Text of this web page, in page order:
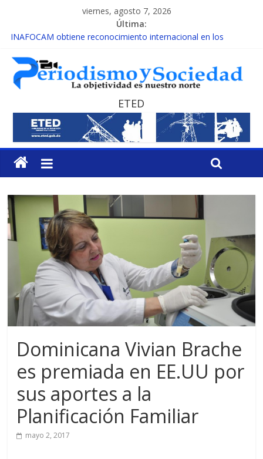
viernes, agosto 7, 2026
Última:
INAFOCAM obtiene reconocimiento internacional en los
15 de febrero de cada año es Día Nacional de la lucha contra el
cáncer infantil
EL ENFOQUE UNILATERAL DE LA COALICIÓN
MESCyT y Universidad Albizu apoyarán rehabilitación de
reclusos
MESCyT presenta calendario de Consulta Nacional por la
Educación
ETED
Dominicana Vivian Brache
es premiada en EE.UU por
sus aportes a la
Planificación Familiar
mayo 2, 2017